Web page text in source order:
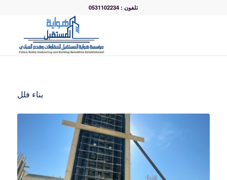
تلفون : 0531102234
بناء فلل